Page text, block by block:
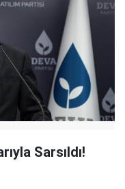
Sarsıldı!